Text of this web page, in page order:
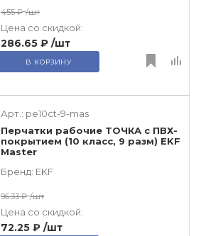
455 ₽ /шт
Цена со скидкой:
286.65 ₽ /шт
В КОРЗИНУ
Арт.: pe10ct-9-mas
Перчатки рабочие ТОЧКА с ПВХ-
покрытием (10 класс, 9 разм) EKF
Master
Бренд: EKF
96.33 ₽ /шт
Цена со скидкой:
72.25 ₽ /шт